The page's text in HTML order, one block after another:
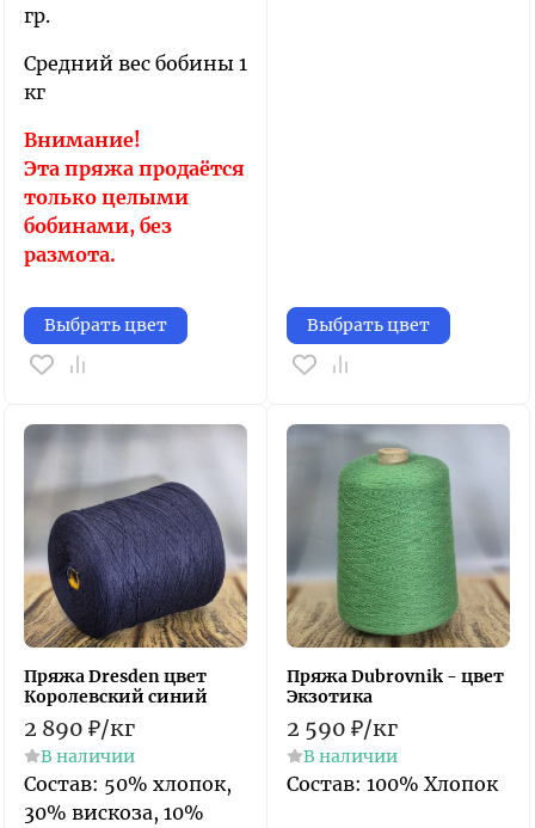
гр.
Средний вес бобины 1
кг
Внимание!
Эта пряжа продаётся
только целыми
бобинами, без
размота.
Выбрать цвет Выбрать цвет
Пряжа Dresden цвет
Королевский синий
2 890 ₽/кг
В наличии
​Состав: 50% хлопок,
30% вискоза, 10%
Пряжа Dubrovnik - цвет
Экзотика
2 590 ₽/кг
В наличии
​Состав: 100% Хлопок